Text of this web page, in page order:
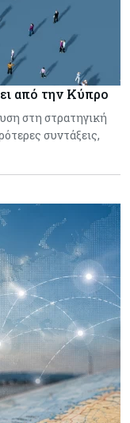
από την Κύπρο
στη στρατηγική
συντάξεις,